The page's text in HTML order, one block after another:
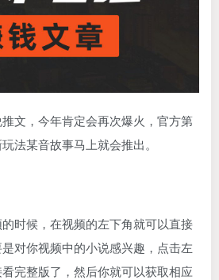
文，今年肯定会再次爆火，官方第
法某音故事马上就会推出。
时候，在视频的左下角就可以直接
对你视频中的小说感兴趣，点击左
完整版了，然后你就可以获取相应